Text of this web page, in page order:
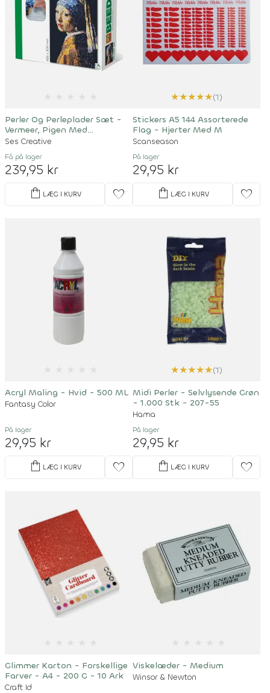
Perler Og Perleplader Sæt -
Vermeer, Pigen Med
Perleøreringen - Bedez Art
Ses Creative
Få på lager
239,95 kr
shopping_bag LÆG I KURV favorite
★★★★★(1)
Stickers A5 144 Assorterede
Flag - Hjerter Med M
Scanseason
På lager
29,95 kr
shopping_bag LÆG I KURV favorite
Acryl Maling - Hvid - 500 ML
Fantasy Color
På lager
29,95 kr
shopping_bag LÆG I KURV favorite
★★★★★(1)
Midi Perler - Selvlysende Grøn
- 1.000 Stk - 207-55
Hama
På lager
29,95 kr
shopping_bag LÆG I KURV favorite
Glimmer Karton - Forskellige
Farver - A4 - 200 G - 10 Ark
Craft Id
Viskelæder - Medium
Winsor & Newton